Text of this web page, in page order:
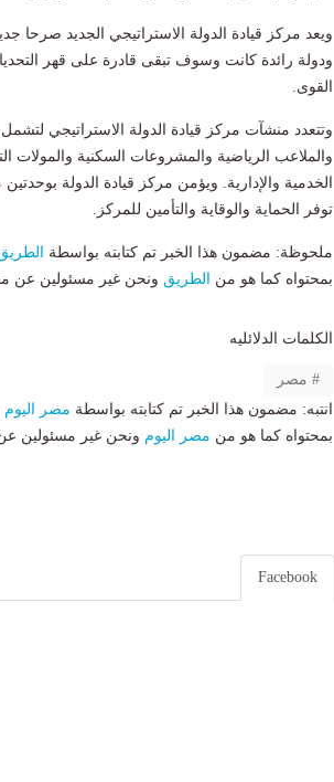
ويعد مركز قيادة الدولة الاستراتيجي الجديد صرحا
ودولة رائدة كانت وسوف تبقى قادرة على قهر
القوى.
وتتعدد منشآت مركز قيادة الدولة الاستراتيجي
والملاعب الرياضية والمشروعات السكنية
الخدمية والإدارية. ويؤمن مركز قيادة الدولة
توفر الحماية والوقاية والتأمين للمركز.
ملحوظة: مضمون هذا الخبر تم كتابته بواسطة
بمحتواه كما هو من
الطريق ونحن غير مسئولين عن
الكلمات الدلائليه
مصر
انتبه: مضمون هذا الخبر تم كتابته بواسطة مصر اليوم
بمحتواه كما هو من مصر اليوم ونحن غير مسئولين
Facebook